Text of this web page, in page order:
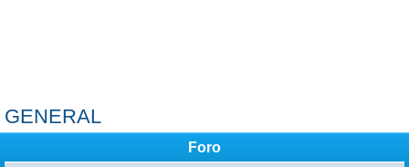
GENERAL
Foro